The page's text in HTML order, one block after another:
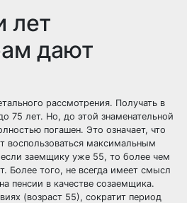
лет
дают
рассмотрения. Получать в
75 лет. Но, до этой знаменательной
погашен. Это означает, что
воспользоваться максимальным
заемщику уже 55, то более чем
Более того, не всегда имеет смысл
пенсии в качестве созаемщика.
(возраст 55), сократит период